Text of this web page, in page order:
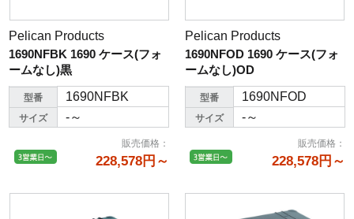
Pelican Products
1690NFBK 1690 ケース(フォ
ームなし)黒
型番 1690NFBK
サイズ -～
販売価格 ：
228,578円～
Pelican Products
1690NFOD 1690 ケース(フォ
ームなし)OD
型番 1690NFOD
サイズ -～
販売価格 ：
228,578円～